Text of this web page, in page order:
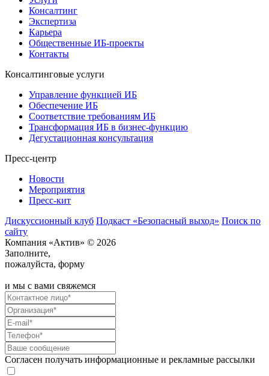
Консалтинг
Экспертиза
Карьера
Общественные ИБ-проекты
Контакты
Консалтинговые услуги
Управление функцией ИБ
Обеспечение ИБ
Соответствие требованиям ИБ
Трансформация ИБ в бизнес-функцию
Дегустационная консультация
Пресс-центр
Новости
Мероприятия
Пресс-кит
Дискуссионный клуб Подкаст «Безопасный выход» Поиск по
сайту
Компания «Актив» © 2026
Заполните,
пожалуйста, форму
и мы с вами свяжемся
Согласен получать информационные и рекламные рассылки